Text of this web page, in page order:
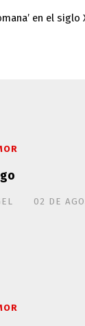
en el siglo
02 DE